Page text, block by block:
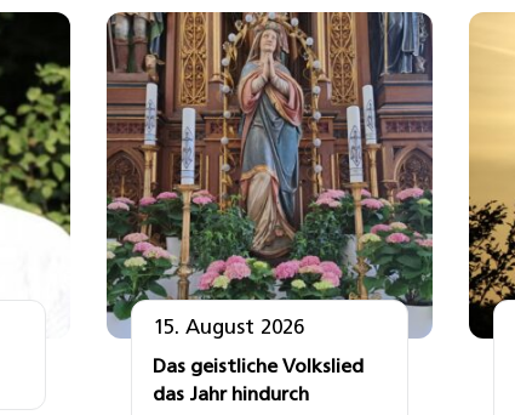
15. August 2026
Das geistliche Volkslied
das Jahr hindurch